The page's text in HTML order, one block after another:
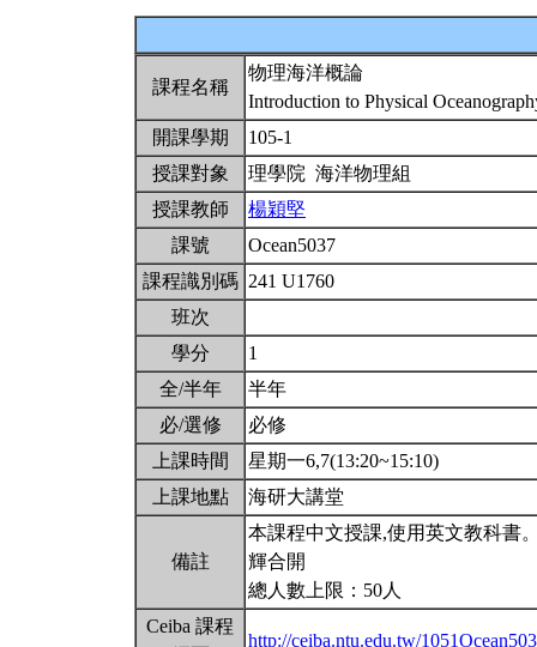
課程名稱
物理海洋概論
Introduction to Physical
開課學期
105-1
授課對象
理學院 海洋物理組
授課教師
楊穎堅
課號
Ocean5037
課程識別碼 241 U1760
班次
學分
1
全/半年
半年
必/選修
必修
上課時間
星期一6,7(13:20~15:10)
上課地點
海研大講堂
備註
本課程中文授課,使用英文教科書
輝合開
總人數上限：50人
Ceiba 課程
http://ceiba.ntu.edu.tw/